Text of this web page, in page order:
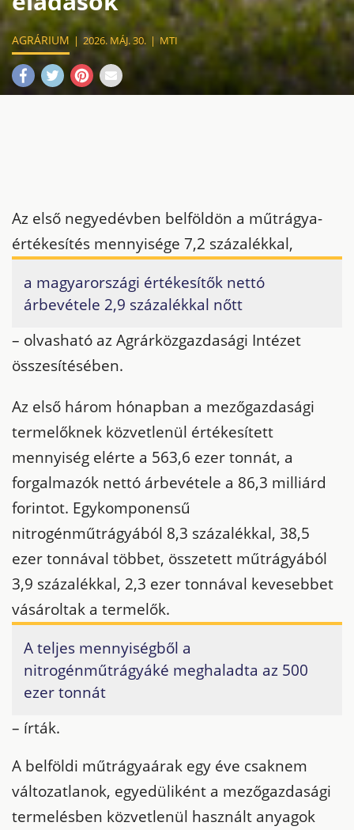
AGRÁRIUM 2026. MÁJ. 30. MTI
Az első negyedévben belföldön a műtrágya-
értékesítés mennyisége 7,2 százalékkal,
a magyarországi értékesítők nettó
árbevétele 2,9 százalékkal nőtt
– olvasható az Agrárközgazdasági Intézet
összesítésében.
Az első három hónapban a mezőgazdasági
termelőknek közvetlenül értékesített
mennyiség elérte a 563,6 ezer tonnát, a
forgalmazók nettó árbevétele a 86,3 milliárd
forintot. Egykomponensű
nitrogénműtrágyából 8,3 százalékkal, 38,5
ezer tonnával többet, összetett műtrágyából
3,9 százalékkal, 2,3 ezer tonnával kevesebbet
vásároltak a termelők.
A teljes mennyiségből a
nitrogénműtrágyáké meghaladta az 500
ezer tonnát
– írták.
A belföldi műtrágyaárak egy éve csaknem
változatlanok, egyedüliként a mezőgazdasági
termelésben közvetlenül használt anyagok